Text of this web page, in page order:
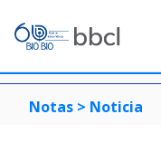
Notas > Noticia